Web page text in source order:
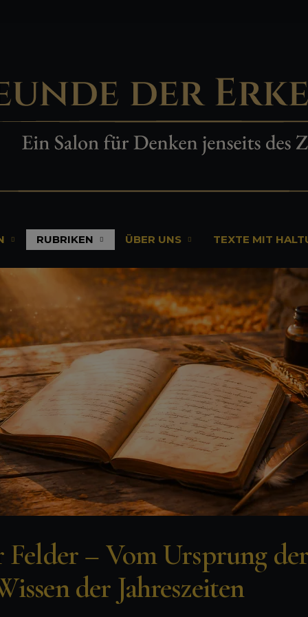
RUBRIKEN ÜBER UNS TEXTE MIT
Felder – Vom Ursprung
der Jahreszeiten